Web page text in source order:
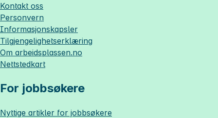
Kontakt oss
Personvern
Informasjonskapsler
Tilgjengelighetserklæring
Om arbeidsplassen.no
Nettstedkart
For jobbsøkere
Nyttige artikler for jobbsøkere